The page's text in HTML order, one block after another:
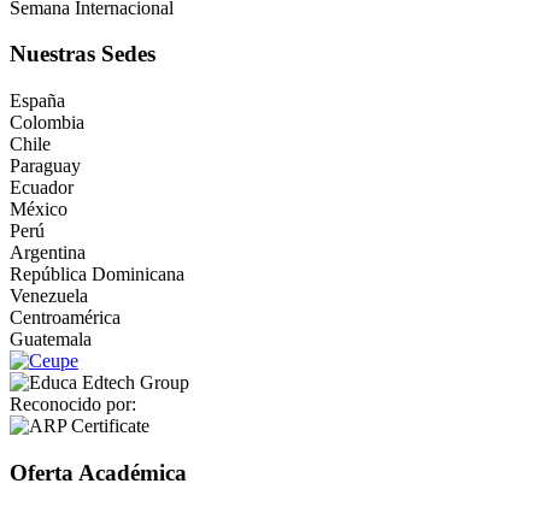
Semana Internacional
Nuestras Sedes
España
Colombia
Chile
Paraguay
Ecuador
México
Perú
Argentina
República Dominicana
Venezuela
Centroamérica
Guatemala
Reconocido por:
Oferta Académica